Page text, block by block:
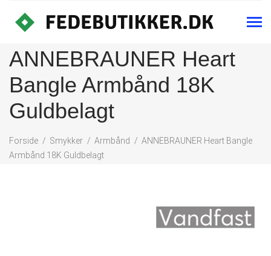
ANNEBRAUNER Heart
Bangle Armbånd 18K
Guldbelagt
Forside Smykker Armbånd
ANNEBRAUNER Heart Bangle
Armbånd 18K Guldbelagt